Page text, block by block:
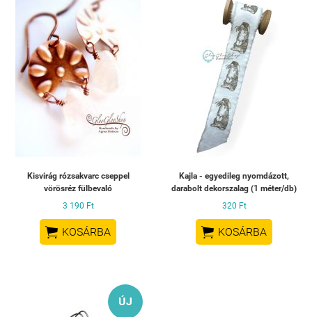
Kisvirág rózsakvarc cseppel
vörösréz fülbevaló
3 190 Ft
 KOSÁRBA
Kajla - egyedileg nyomdázott,
darabolt dekorszalag (1 méter/db)
320 Ft
 KOSÁRBA
ÚJ